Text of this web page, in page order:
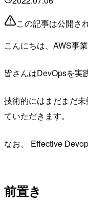
この記事は公開さ
こんにちは、AWS事
皆さんはDevOpsを実
技術的にはまだまだ
ていただきます。
なお、 Effective
前置き